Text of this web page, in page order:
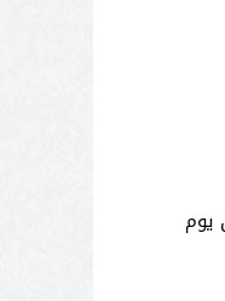
المغرب من يوم